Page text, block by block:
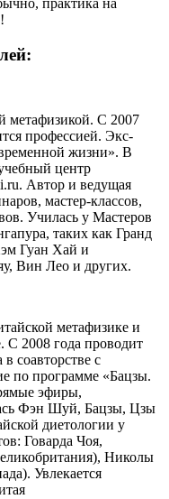
практика на
метафизикой. С 2007
профессией. Экс-
жизни». В
центр
Автор и ведущая
мастер-классов,
Училась у Мастеров
таких как Гранд
Гуан Хай и
Вин Лео и других.
метафизике и
С 2008 года проводит
соавторстве с
по программе «Бацзы.
эфиры,
Фэн Шуй, Бацзы, Цзы
диетологии у
Говарда Чоя,
Николы
Увлекается